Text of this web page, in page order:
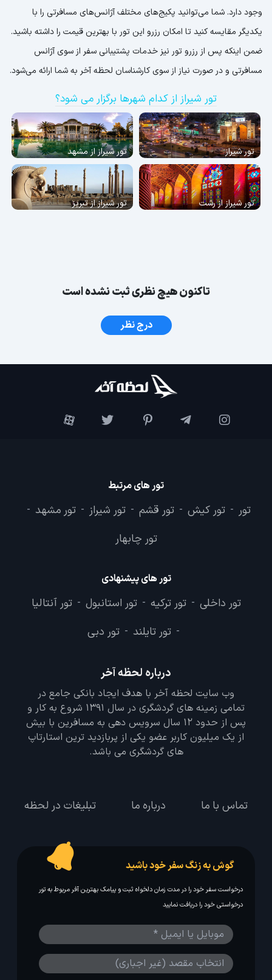
وجود دارد. شما می‌توانید پکیج‌های مختلف آژانس‌های مسافرتی را با
یکدیگر مقایسه کنید تا امکان رزرو این تور با بهترین قیمت را داشته باشید.
ضمن اینکه پس از رزرو تور نیز خدمات پشتیبانی سفر از سوی آژانس
مسافرتی و در صورت نیاز از سوی کارشناسان لحظه آخر به شما ارائه می‌شود.
تور شیراز از کدام شهرها برگزار می شود؟
تور شیراز تور شیراز از مشهد
تور شیراز از رشت تور شیراز از تبریز
تاکنون هیچ نظری ثبت نشده است
درج نظر
تور های مرتبط
تور - تور کیش - تور قشم - تور شیراز - تور مشهد -
تور چابهار
تور های پیشنهادی
تور داخلی - تور ترکیه - تور استانبول - تور آنتالیا
- تور تایلند - تور دبی
درباره لحظه آخر
وب سایت لحظه آخر با هدف ایجاد بانکی جامع در
تمامی زمینه های گردشگری در سال 1391 شروع به کار و
پس از حدود 12 سال سرویس دهی به مسافرین با بیش
از یک میلیون کاربر عضو یکی از پربازدید ترین استارتاپ
های گردشگری می باشد.
تماس با ما درباره ما تبلیغات در لحظه
گوش به زنگ سفر خود باشید
درخواست سفر خود را در مدت زمان دلخواه ثبت و پیامک بهترین آفر مربوط به تور
درخواستی خود را دریافت نمایید